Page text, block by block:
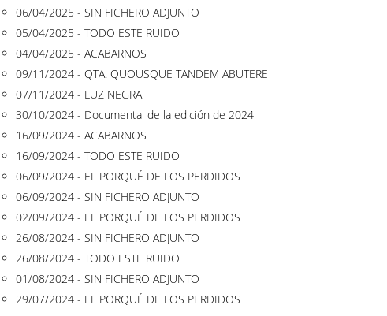
06/04/2025 - SIN FICHERO ADJUNTO
05/04/2025 - TODO ESTE RUIDO
04/04/2025 - ACABARNOS
09/11/2024 - QTA. QUOUSQUE TANDEM ABUTERE
07/11/2024 - LUZ NEGRA
30/10/2024 - Documental de la edición de 2024
16/09/2024 - ACABARNOS
16/09/2024 - TODO ESTE RUIDO
06/09/2024 - EL PORQUÉ DE LOS PERDIDOS
06/09/2024 - SIN FICHERO ADJUNTO
02/09/2024 - EL PORQUÉ DE LOS PERDIDOS
26/08/2024 - SIN FICHERO ADJUNTO
26/08/2024 - TODO ESTE RUIDO
01/08/2024 - SIN FICHERO ADJUNTO
29/07/2024 - EL PORQUÉ DE LOS PERDIDOS